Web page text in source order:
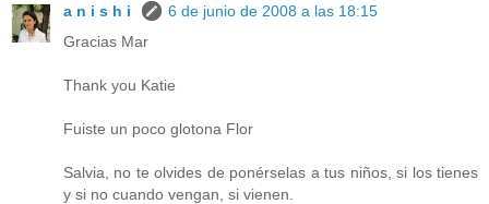
a n i s h i
6 de junio de 2008 a las 18:15
Gracias Mar
Thank you Katie
Fuiste un poco glotona Flor
Salvia, no te olvides de ponérselas a tus niños, si los tienes
y si no cuando vengan, si vienen.